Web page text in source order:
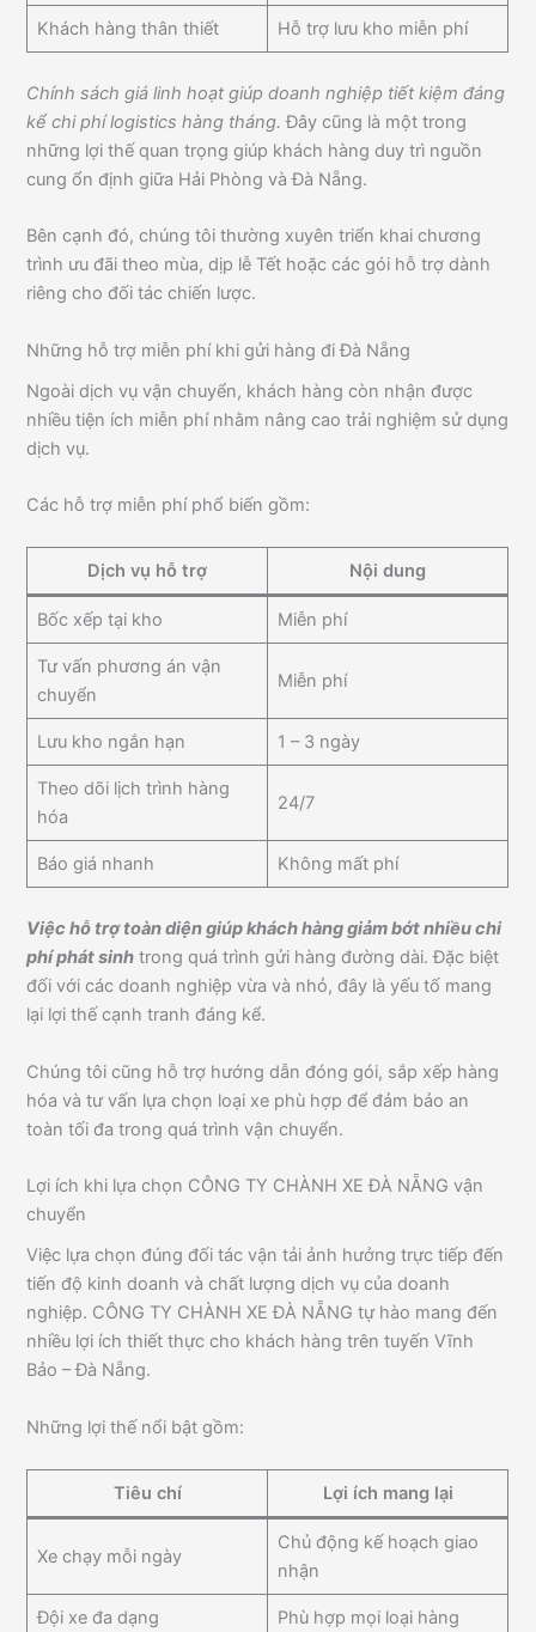
Khách hàng thân thiết Hỗ trợ lưu kho miễn phí
Chính sách giá linh hoạt giúp doanh nghiệp tiết kiệm đáng
kể chi phí logistics hàng tháng. Đây cũng là một trong
những lợi thế quan trọng giúp khách hàng duy trì nguồn
cung ổn định giữa Hải Phòng và Đà Nẵng.
Bên cạnh đó, chúng tôi thường xuyên triển khai chương
trình ưu đãi theo mùa, dịp lễ Tết hoặc các gói hỗ trợ dành
riêng cho đối tác chiến lược.
Những hỗ trợ miễn phí khi gửi hàng đi Đà Nẵng
Ngoài dịch vụ vận chuyển, khách hàng còn nhận được
nhiều tiện ích miễn phí nhằm nâng cao trải nghiệm sử dụng
dịch vụ.
Các hỗ trợ miễn phí phổ biến gồm:
Dịch vụ hỗ trợ Nội dung
Bốc xếp tại kho Miễn phí
Tư vấn phương án vận
chuyển
Miễn phí
Lưu kho ngắn hạn 1 – 3 ngày
Theo dõi lịch trình hàng
hóa
24/7
Báo giá nhanh Không mất phí
Việc hỗ trợ toàn diện giúp khách hàng giảm bớt nhiều chi
phí phát sinh trong quá trình gửi hàng đường dài. Đặc biệt
đối với các doanh nghiệp vừa và nhỏ, đây là yếu tố mang
lại lợi thế cạnh tranh đáng kể.
Chúng tôi cũng hỗ trợ hướng dẫn đóng gói, sắp xếp hàng
hóa và tư vấn lựa chọn loại xe phù hợp để đảm bảo an
toàn tối đa trong quá trình vận chuyển.
Lợi ích khi lựa chọn CÔNG TY CHÀNH XE ĐÀ NẴNG vận
chuyển
Việc lựa chọn đúng đối tác vận tải ảnh hưởng trực tiếp đến
tiến độ kinh doanh và chất lượng dịch vụ của doanh
nghiệp. CÔNG TY CHÀNH XE ĐÀ NẴNG tự hào mang đến
nhiều lợi ích thiết thực cho khách hàng trên tuyến Vĩnh
Bảo – Đà Nẵng.
Những lợi thế nổi bật gồm:
Tiêu chí Lợi ích mang lại
Xe chạy mỗi ngày
Chủ động kế hoạch giao
nhận
Đội xe đa dạng Phù hợp mọi loại hàng